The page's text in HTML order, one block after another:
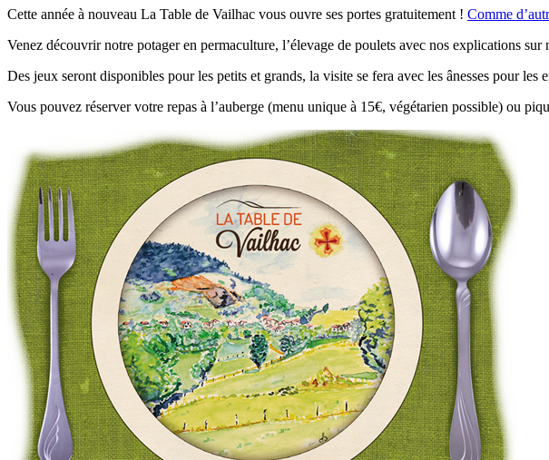
Cette année à nouveau La Table de Vailhac vous ouvre ses portes gratuitement ! Comme
Venez découvrir notre potager en permaculture, l’élevage de poulets avec nos explications
Des jeux seront disponibles pour les petits et grands, la visite se fera avec les ânesses pour
Vous pouvez réserver votre repas à l’auberge (menu unique à 15€, végétarien possible) ou